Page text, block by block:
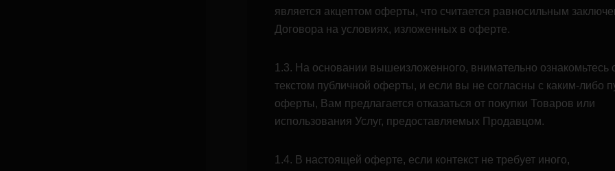
является акцептом оферты, что считается равносильным
Договора на условиях, изложенных в оферте.
1.3. На основании вышеизложенного, внимательно ознакомьтесь
текстом публичной оферты, и если вы не согласны с каким-либо
оферты, Вам предлагается отказаться от покупки Товаров или
использования Услуг, предоставляемых Продавцом.
1.4. В настоящей оферте, если контекст не требует иного,